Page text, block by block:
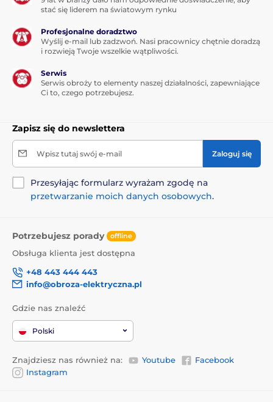
stać się liderem na światowym rynku
Profesjonalne doradztwo
Wyślij e-mail lub zadzwoń. Nasi pracownicy chętnie doradzą
i rozwieją Twoje wszelkie wątpliwości.
Serwis
Serwis obroży to elementy naszej działalności, zapewniające
Ci to, czego potrzebujesz.
Zapisz się do newslettera
Wpisz tutaj swój e-mail Zaloguj się
Przesyłając formularz wyrażam zgodę na
przetwarzanie moich danych osobowych.
Potrzebujesz porady offline
Obsługa klienta jest dostępna
+48 443 444 443
info@obroza-elektryczna.pl
Gdzie nas znaleźć
Polski
Znajdziesz nas również na: Youtube
Facebook
Instagram